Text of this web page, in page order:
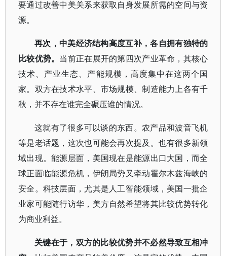
要通过改善中美关系来获取自身发展所需的空间与资
源。
再次，中美经济结构高度互补，各自拥有独特的
比较优势。 当前正在展开的第四次产业革命，其核心
技术、产业生态、产能规模，高度集中在这两个国
家。双方在技术水平、市场规模、制造能力上各有千
秋，并不存在谁完全碾压谁的情况。
这就有了很多可以谈的东西。农产品和波音飞机
等是老话题，这次也可能会再次提及。也有很多新领
域出现。能源层面，美国现在是能源出口大国，而全
球正面临能源危机，伊朗局势又牵动霍尔木兹海峡的
安全。科技层面，尤其是人工智能领域，美国一批企
业家可能随行访华，美方自然希望将其比较优势转化
为商业利益。
关键在于，双方的比较优势并不必然导致互相冲